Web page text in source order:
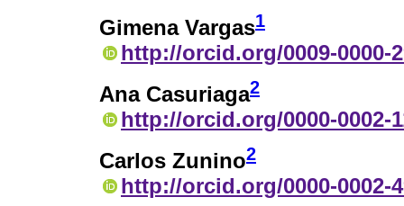
Gimena Vargas1
http://orcid.org/0009-0000-
Ana Casuriaga2
http://orcid.org/0000-0002-
Carlos Zunino2
http://orcid.org/0000-0002-